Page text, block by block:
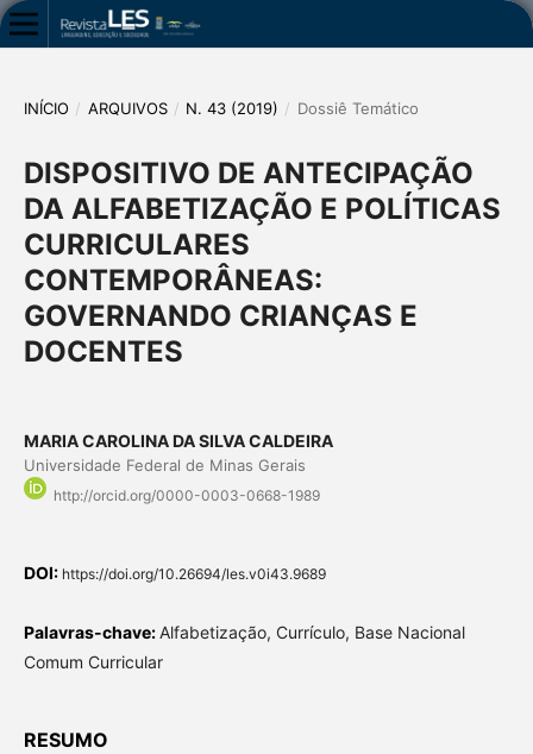
INÍCIO / ARQUIVOS / N. 43 (2019) / Dossiê Temático
DISPOSITIVO DE ANTECIPAÇÃO
DA ALFABETIZAÇÃO E POLÍTICAS
CURRICULARES
CONTEMPORÂNEAS:
GOVERNANDO CRIANÇAS E
DOCENTES
MARIA CAROLINA DA SILVA CALDEIRA
Universidade Federal de Minas Gerais
http://orcid.org/0000-0003-0668-1989
DOI: https://doi.org/10.26694/les.v0i43.9689
Palavras-chave:Alfabetização, Currículo, Base Nacional
Comum Curricular
RESUMO